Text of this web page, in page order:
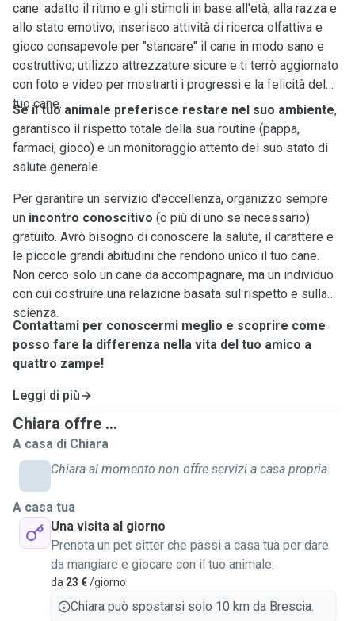
cane: adatto il ritmo e gli stimoli in base all'età, alla razza e
allo stato emotivo; inserisco attività di ricerca olfattiva e
gioco consapevole per "stancare" il cane in modo sano e
costruttivo; utilizzo attrezzature sicure e ti terrò aggiornato
con foto e video per mostrarti i progressi e la felicità del
tuo cane.
Se il tuo animale preferisce restare nel suo ambiente,
garantisco il rispetto totale della sua routine (pappa,
farmaci, gioco) e un monitoraggio attento del suo stato di
salute generale.
Per garantire un servizio d'eccellenza, organizzo sempre
un incontro conoscitivo (o più di uno se necessario)
gratuito. Avrò bisogno di conoscere la salute, il carattere e
le piccole grandi abitudini che rendono unico il tuo cane.
Non cerco solo un cane da accompagnare, ma un individuo
con cui costruire una relazione basata sul rispetto e sulla
scienza.
Contattami per conoscermi meglio e scoprire come
posso fare la differenza nella vita del tuo amico a
quattro zampe!
Leggi di più
Chiara offre ...
A casa di Chiara
Chiara al momento non offre servizi a casa propria.
A casa tua
Una visita al giorno
Prenota un pet sitter che passi a casa tua per dare
da mangiare e giocare con il tuo animale.
da 23 €/giorno
Chiara può spostarsi solo 10 km da Brescia.